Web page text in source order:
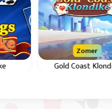
Gold Coast
Zomer
oplopende